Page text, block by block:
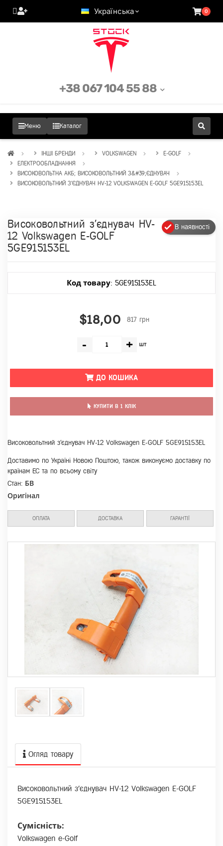
Українська 0
Меню Каталог
+38 067 104 55 88
ІНШІ БРЕНДИ VOLKSWAGEN
E-GOLF
ЕЛЕКТРООБЛАДНАННЯ
ВИСОКОВОЛЬТНА АКБ; ВИСОКОВОЛЬТНИЙ З&#39;ЄДНУВАЧ
ВИСОКОВОЛЬТНИЙ З'ЄДНУВАЧ HV-12 VOLKSWAGEN E-GOLF 5GE915153EL
В наявності
Високовольтний з'єднувач HV-
12 Volkswagen E-GOLF
5GE915153EL
Код товару: 5GE915153EL
$18,00 817 грн
- + шт
ДО КОШИКА
КУПИТИ В 1 КЛІК
Високовольтний з'єднувач HV-12 Volkswagen E-GOLF 5GE915153EL
Доставимо по Україні Новою Поштою, також виконуємо доставку по
країнам ЕС та по всьому світу
Стан: БВ
Оригінал
ОПЛАТА ДОСТАВКА ГАРАНТІЇ
Огляд товару
Високовольтний з'єднувач HV-12 Volkswagen E-GOLF
5GE915153EL
Сумісність:
Volkswagen e-Golf